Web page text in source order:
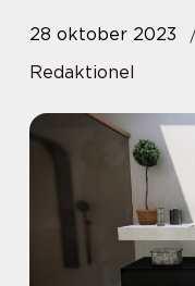
28 oktober 2023
Redaktionel